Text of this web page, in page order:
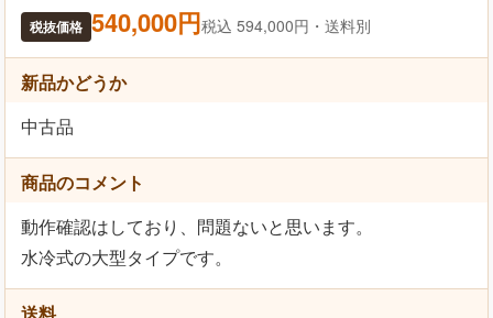
税抜価格 540,000円税込 594,000円・送料別
新品かどうか
中古品
商品のコメント
動作確認はしており、問題ないと思います。
水冷式の大型タイプです。